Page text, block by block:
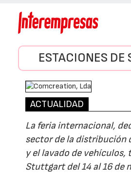
ESTACIONES DE
ACTUALIDAD
La feria internacional,
sector de la distribución
y el lavado de vehículos,
Stuttgart del 14 al 16 de